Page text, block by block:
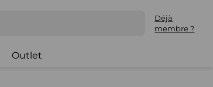
Déjà
membre ?
Outlet